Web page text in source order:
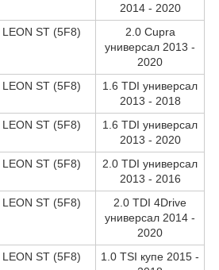
2014 - 2020
LEON ST (5F8)
2.0 Cupra
универсал 2013 -
2020
LEON ST (5F8)
1.6 TDI универсал
2013 - 2018
LEON ST (5F8)
1.6 TDI универсал
2013 - 2020
LEON ST (5F8)
2.0 TDI универсал
2013 - 2016
LEON ST (5F8)
2.0 TDI 4Drive
универсал 2014 -
2020
LEON ST (5F8)
1.0 TSI купе 2015 -